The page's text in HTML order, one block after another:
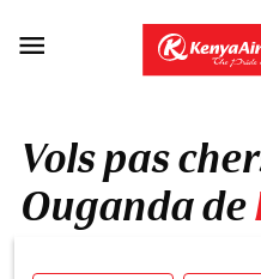

Vols pas
Ouganda de